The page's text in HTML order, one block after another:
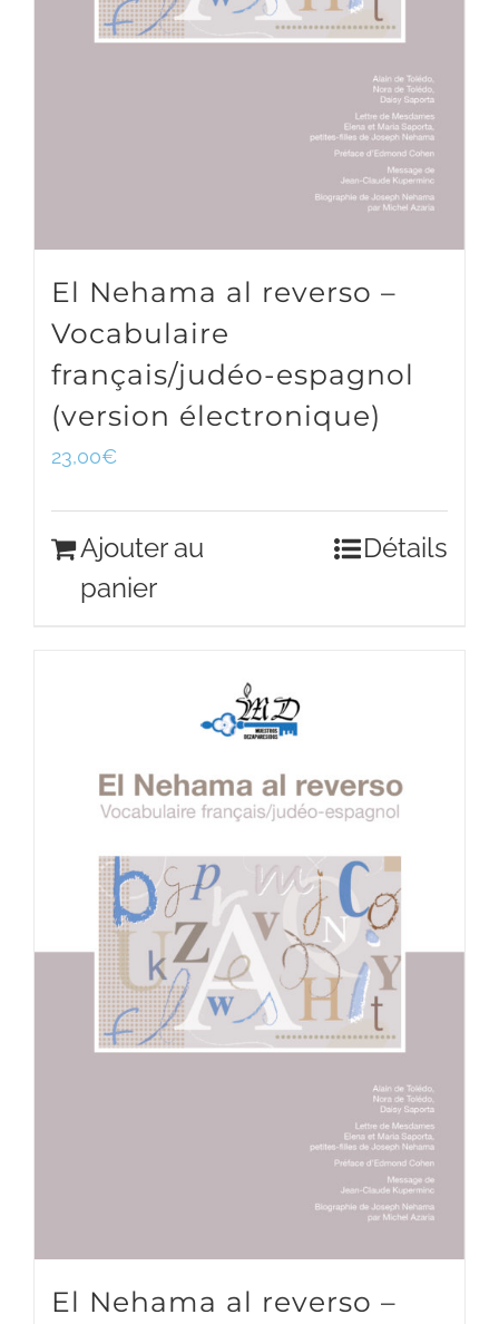
El Nehama al reverso –
Vocabulaire
français/judéo-espagnol
(version électronique)
23,00€
Ajouter au
panier
Détails
El Nehama al reverso –